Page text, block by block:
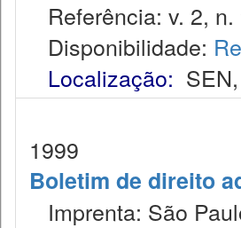
Referência: v. 2,
Disponibilidade:
Localização: SEN,
1999
Boletim de direito
Imprenta: São